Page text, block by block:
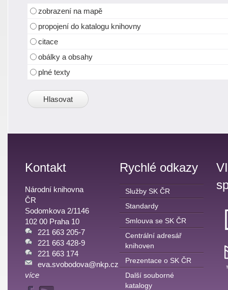
zobrazení na mapě
propojení do katalogu knihovny
citace
obálky a obsahy
plné texty
Kontakt
Národní knihovna
ČR
Sodomkova 2/1146
102 00 Praha 10
221 663 205-7
221 663 428-9
221 663 174
eva.svobodova@nkp.cz
více
Rychlé odkazy
Služby SK ČR
Standardy
Smlouva se SK ČR
Centrální adresář
knihoven
Prezentace o SK ČR
Další souborné
katalogy